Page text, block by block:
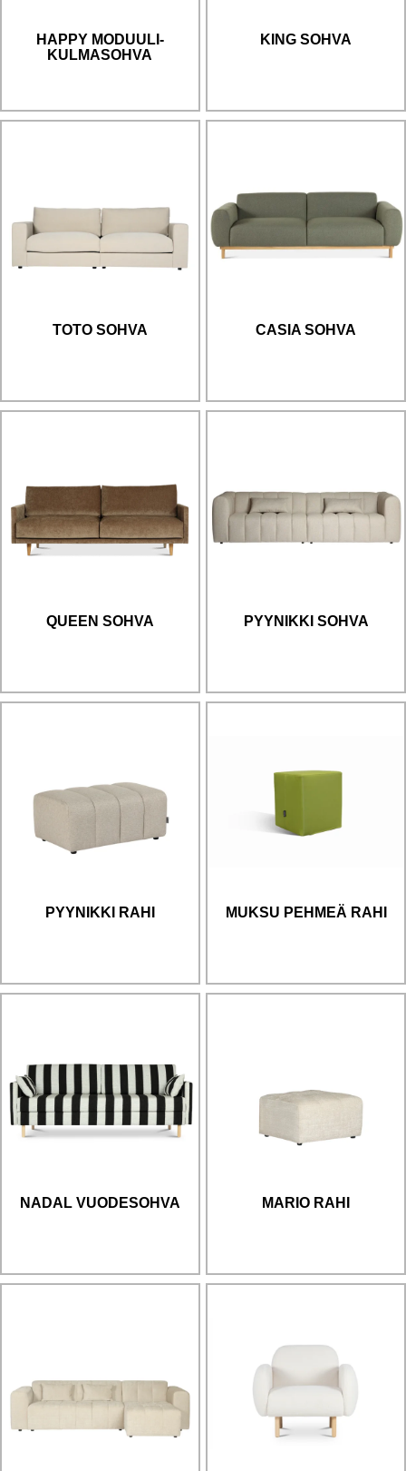
HAPPY MODUULI-
KULMASOHVA
KING SOHVA
TOTO SOHVA CASIA SOHVA
QUEEN SOHVA PYYNIKKI SOHVA
PYYNIKKI RAHI MUKSU PEHMEÄ RAHI
NADAL VUODESOHVA MARIO RAHI